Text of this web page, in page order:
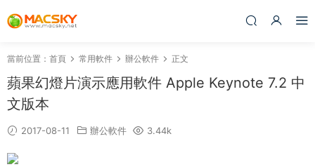
當前位置： 首頁 常用軟件 辦公軟件 正文
蘋果幻燈片演示應用軟件 Apple Keynote 7.2 中
文版本
2017-08-11 辦公軟件 3.44k